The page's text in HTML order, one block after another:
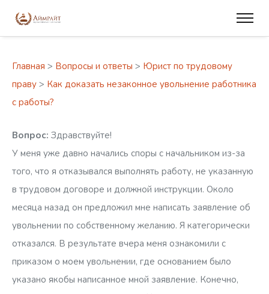
Главная > Вопросы и ответы > Юрист по трудовому
праву > Как доказать незаконное увольнение работника
с работы?
Вопрос: Здравствуйте!
У меня уже давно начались споры с начальником из-за
того, что я отказывался выполнять работу, не указанную
в трудовом договоре и должной инструкции. Около
месяца назад он предложил мне написать заявление об
увольнении по собственному желанию. Я категорически
отказался. В результате вчера меня ознакомили с
приказом о моем увольнении, где основанием было
указано якобы написанное мной заявление. Конечно,